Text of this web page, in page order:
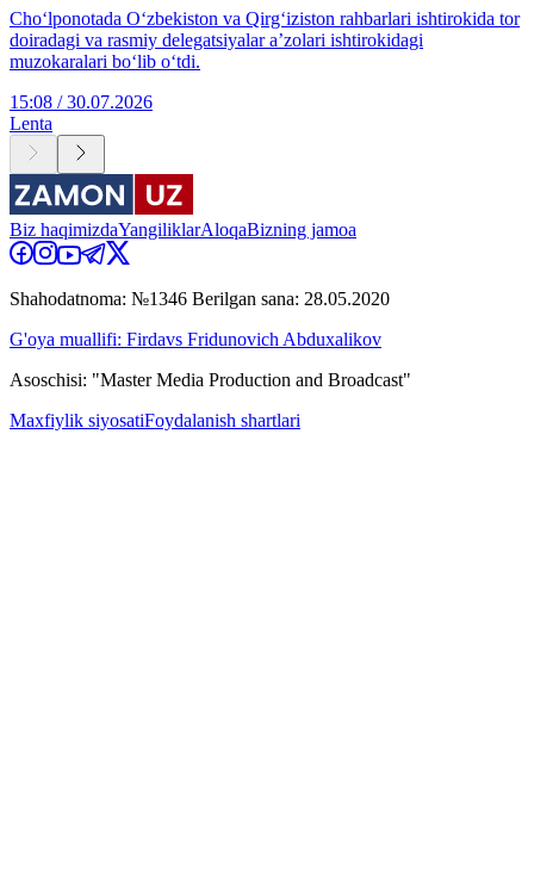
Cho‘lponotada O‘zbekiston va Qirg‘iziston rahbarlari ishtirokida tor
doiradagi va rasmiy delegatsiyalar aʼzolari ishtirokidagi
muzokaralari boʻlib oʻtdi.
15:08 / 30.07.2026
Lenta
Biz haqimizdaYangiliklarAloqaBizning jamoa
Shahodatnoma: №1346 Berilgan sana: 28.05.2020
G'oya muallifi: Firdavs Fridunovich Abduxalikov
Asoschisi: "Master Media Production and Broadcast"
Maxfiylik siyosatiFoydalanish shartlari